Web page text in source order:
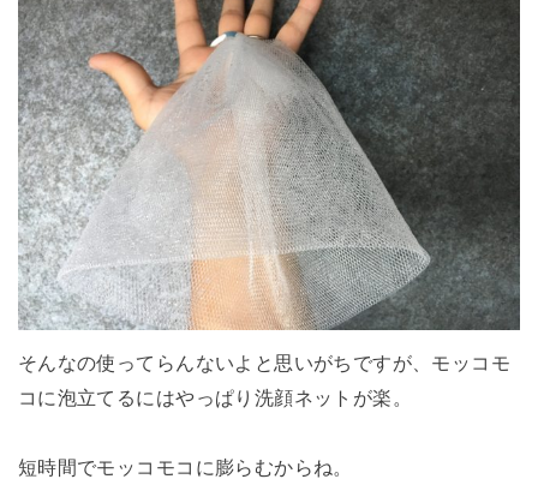
そんなの使ってらんないよと思いがちですが、モッコモ
コに泡立てるにはやっぱり洗顔ネットが楽。
短時間でモッコモコに膨らむからね。